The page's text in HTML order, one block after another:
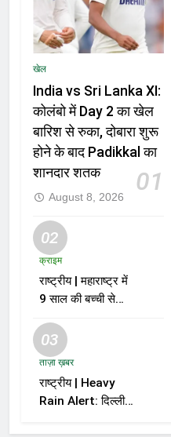
खेल
India vs Sri Lanka XI:
कोलंबो में Day 2 का खेल
बारिश से रुका, दोबारा शुरू
होने के बाद Padikkal का
शानदार शतक
01
August 8, 2026
02
क्राइम
राष्ट्रीय | महाराष्ट्र में
9 साल की बच्ची से
मामले में आरोपी को मौत
की सजा
03
ताज़ा ख़बर
राष्ट्रीय | Heavy
Rain Alert: दिल्ली-